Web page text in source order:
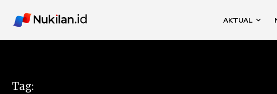
AKTUAL
Tag: